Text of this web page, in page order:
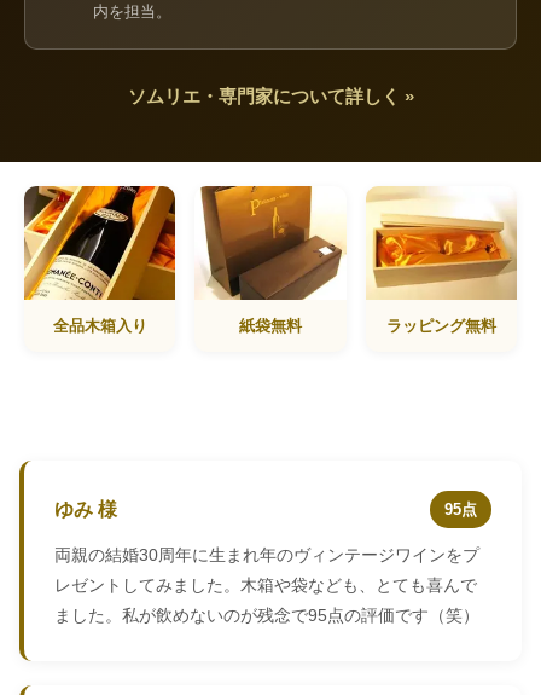
内を担当。
ソムリエ・専門家について詳しく »
全品木箱入り 紙袋無料 ラッピング無料
ゆみ 様 95点
両親の結婚30周年に生まれ年のヴィンテージワインをプ
レゼントしてみました。木箱や袋なども、とても喜んで
ました。私が飲めないのが残念で95点の評価です（笑）